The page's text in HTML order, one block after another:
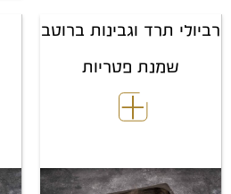
רביולי תרד וגבינות ברוטב
שמנת פטריות